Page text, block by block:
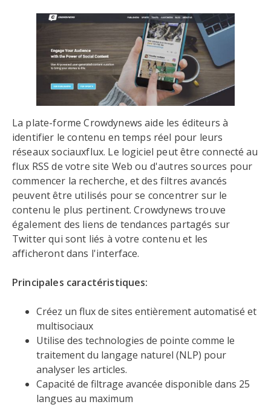
La plate-forme Crowdynews aide les éditeurs à
identifier le contenu en temps réel pour leurs
réseaux sociauxflux. Le logiciel peut être connecté au
flux RSS de votre site Web ou d'autres sources pour
commencer la recherche, et des filtres avancés
peuvent être utilisés pour se concentrer sur le
contenu le plus pertinent. Crowdynews trouve
également des liens de tendances partagés sur
Twitter qui sont liés à votre contenu et les
afficheront dans l'interface.
Principales caractéristiques:
Créez un flux de sites entièrement automatisé et
multisociaux
Utilise des technologies de pointe comme le
traitement du langage naturel (NLP) pour
analyser les articles.
Capacité de filtrage avancée disponible dans 25
langues au maximum